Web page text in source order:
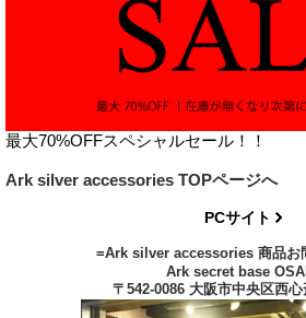
最大70%OFFスペシャルセール！！
Ark silver accessories TOPページへ
PCサイト
=Ark silver accessories 商品お
Ark secret base
〒542-0086 大阪市中央区西心